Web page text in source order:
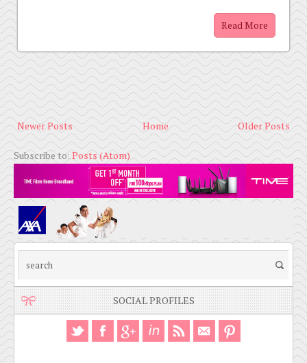
Read More
Newer Posts Older Posts
Home
Subscribe to:Posts (Atom)
SOCIAL PROFILES